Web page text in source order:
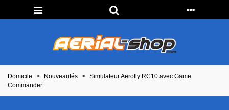
Domicile > Nouveautés > Simulateur Aerofly RC10 avec Game
Commander